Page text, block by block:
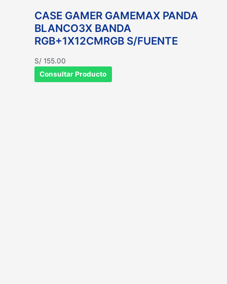
CASE GAMER GAMEMAX PANDA
BLANCO3X BANDA
RGB+1X12CMRGB S/FUENTE
S/ 155.00
Consultar Producto